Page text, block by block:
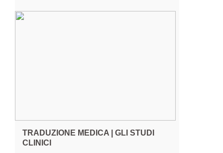
TRADUZIONE MEDICA | GLI STUDI
CLINICI